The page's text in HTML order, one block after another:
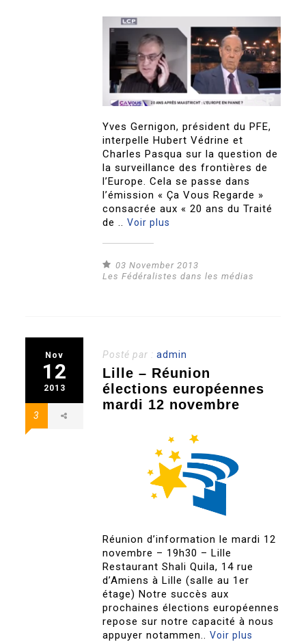
Yves Gernigon, président du PFE,
interpelle Hubert Védrine et
Charles Pasqua sur la question de
la surveillance des frontières de
l’Europe. Cela se passe dans
l’émission « Ça Vous Regarde »
consacrée aux « 20 ans du Traité
de ..Voir plus
03 November 2013
Les Fédéralistes dans les médias
Nov
12
2013
3
Posté par :admin
Lille – Réunion
élections européennes
mardi 12 novembre
Réunion d’information le mardi 12
novembre – 19h30 – Lille
Restaurant Shali Quila, 14 rue
d’Amiens à Lille (salle au 1er
étage) Notre succès aux
prochaines élections européennes
repose sur notre capacité à nous
appuyer notammen..Voir plus